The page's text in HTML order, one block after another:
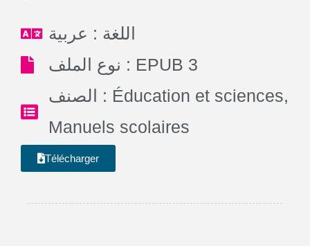
اللغة : عربية
نوع الملف : EPUB 3
الصنف : Éducation et sciences,
Manuels scolaires
Télécharger